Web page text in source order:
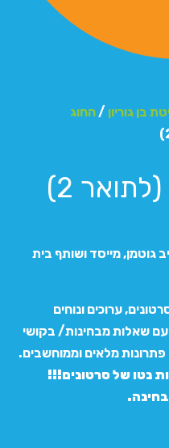
בן גוריון /החוג
2)
גוטמן, מייסד ושותף בית
סרטונים, ערוכים ונוחים
עם שאלות מבחינות/ בקושי
מלאים וממוחשבים.
הקורס הוא כ- 30 שעות נטו של סרטונים!!!